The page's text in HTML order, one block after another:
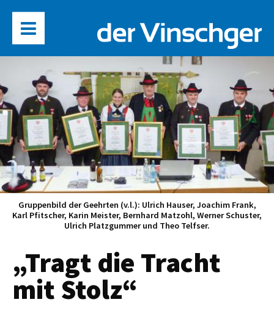
Gruppenbild der Geehrten (v.l.): Ulrich Hauser, Joachim Frank,
Karl Pfitscher, Karin Meister, Bernhard Matzohl, Werner Schuster,
Ulrich Platzgummer und Theo Telfser.
„Tragt die Tracht
mit Stolz“